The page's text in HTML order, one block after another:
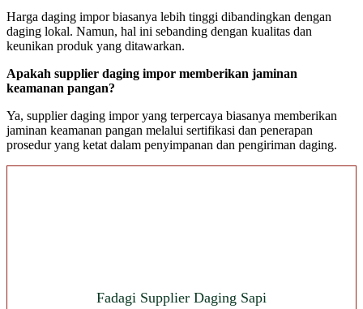
Harga daging impor biasanya lebih tinggi dibandingkan dengan
daging lokal. Namun, hal ini sebanding dengan kualitas dan
keunikan produk yang ditawarkan.
Apakah supplier daging impor memberikan jaminan
keamanan pangan?
Ya, supplier daging impor yang terpercaya biasanya memberikan
jaminan keamanan pangan melalui sertifikasi dan penerapan
prosedur yang ketat dalam penyimpanan dan pengiriman daging.
Fadagi Supplier Daging Sapi